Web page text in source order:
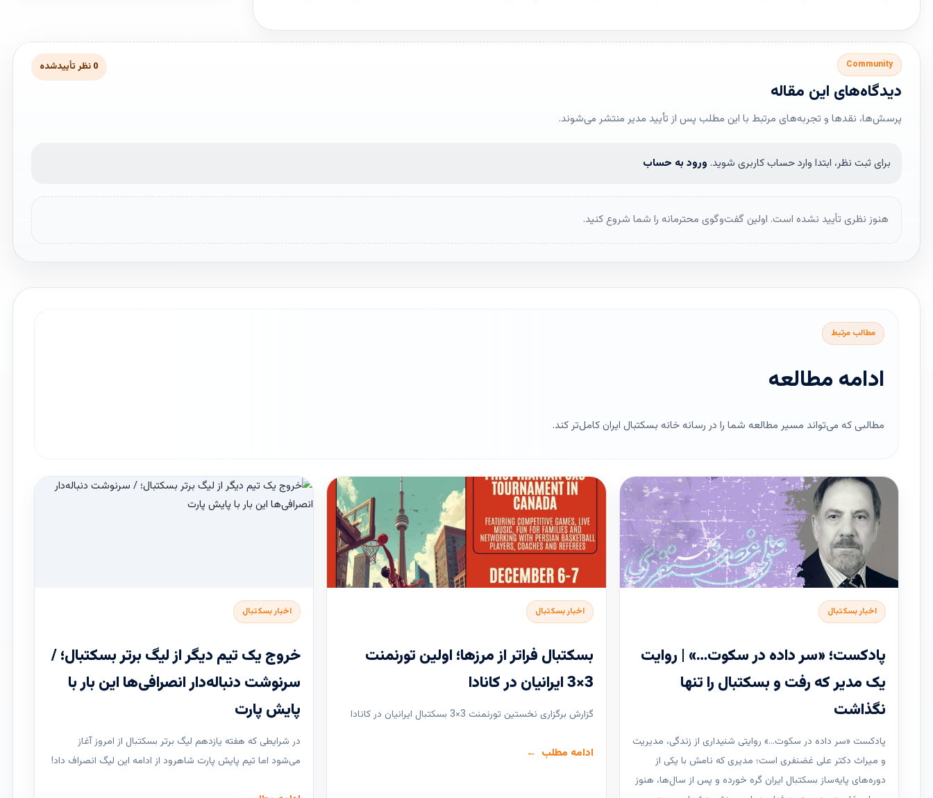
Community
دیدگاه‌های این مقاله
پرسش‌ها، نقدها و تجربه‌های مرتبط با این مطلب پس از تأیید مدیر منتشر می‌شوند.
0 نظر تأییدشده
برای ثبت نظر، ابتدا وارد حساب کاربری شوید. ورود به حساب
هنوز نظری تأیید نشده است. اولین گفت‌وگوی محترمانه را شما شروع کنید.
مطالب مرتبط
ادامه مطالعه
مطالبی که می‌تواند مسیر مطالعه شما را در رسانه خانه بسکتبال ایران کامل‌تر کند.
اخبار بسکتبال
پادکست؛ «سر داده در سکوت…» | روایت
یک مدیر که رفت و بسکتبال را تنها
نگذاشت
پادکست «سر داده در سکوت…» روایتی شنیداری از زندگی، مدیریت
و میراث دکتر علی غضنفری است؛ مدیری که نامش با یکی از
دوره‌های پایه‌ساز بسکتبال ایران گره خورده و پس از سال‌ها، هنوز
اخبار بسکتبال
بسکتبال فراتر از مرزها؛ اولین تورنمنت
3×3 ایرانیان در کانادا
گزارش برگزاری نخستین تورنمنت 3×3 بسکتبال ایرانیان در کانادا
ادامه مطلب
اخبار بسکتبال
خروج یک تیم دیگر از لیگ برتر بسکتبال؛ /
سرنوشت دنباله‌دار انصرافی‌ها این بار با
پایش پارت
در شرایطی که هفته یازدهم لیگ ‌برتر بسکتبال از امروز آغاز
می‌شود اما تیم پایش پارت شاهرود از ادامه این لیگ انصراف داد!